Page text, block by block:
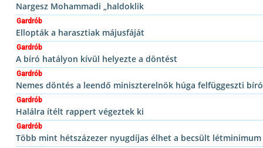
Nargesz Mohammadi „haldoklik
Gardrób
Ellopták a harasztiak májusfáját
Gardrób
A bíró hatályon kívül helyezte a döntést
Gardrób
Nemes döntés a leendő miniszterelnök húga felfüggeszti
Gardrób
Halálra ítélt rappert végeztek ki
Gardrób
Több mint hétszázezer nyugdíjas élhet a becsült